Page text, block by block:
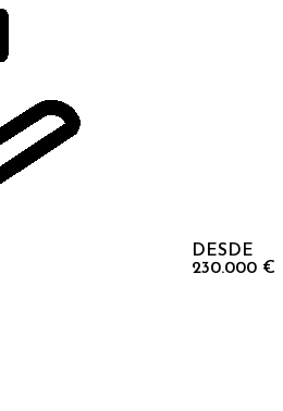
DESDE
230.000 €